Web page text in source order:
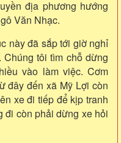
địa phương hướng
Văn Nhạc.
này đã sắp tới giờ nghỉ
tôi tìm chỗ dừng
vào làm việc. Cơm
đây đến xã Mỹ Lợi còn
xe đi tiếp để kịp tranh
đi còn phải dừng xe hỏi